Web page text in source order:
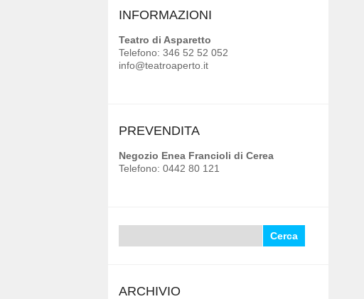
INFORMAZIONI
Teatro di Asparetto
Telefono: 346 52 52 052
info@teatroaperto.it
PREVENDITA
Negozio Enea Francioli di Cerea
Telefono: 0442 80 121
ARCHIVIO